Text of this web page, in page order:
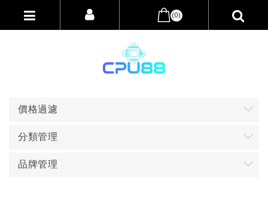
(0)
價格過濾
分類管理
品牌管理